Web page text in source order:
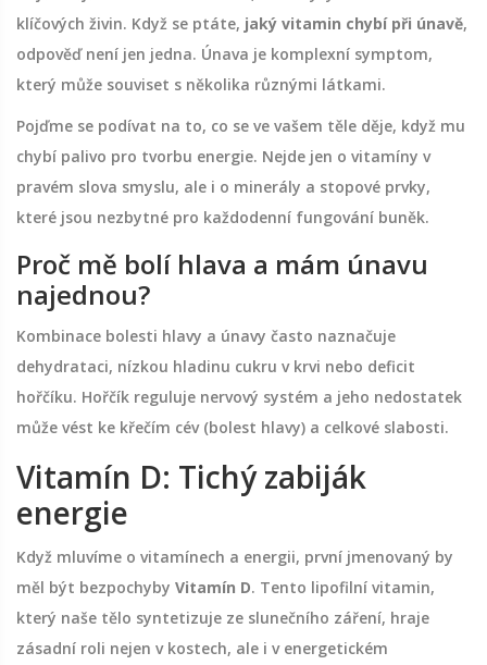
klíčových živin. Když se ptáte, jaký vitamin chybí při únavě,
odpověď není jen jedna. Únava je komplexní symptom,
který může souviset s několika různými látkami.
Pojďme se podívat na to, co se ve vašem těle děje, když mu
chybí palivo pro tvorbu energie. Nejde jen o vitamíny v
pravém slova smyslu, ale i o minerály a stopové prvky,
které jsou nezbytné pro každodenní fungování buněk.
Proč mě bolí hlava a mám únavu
najednou?
Kombinace bolesti hlavy a únavy často naznačuje
dehydrataci, nízkou hladinu cukru v krvi nebo deficit
hořčíku. Hořčík reguluje nervový systém a jeho nedostatek
může vést ke křečím cév (bolest hlavy) a celkové slabosti.
Vitamín D: Tichý zabiják
energie
Když mluvíme o vitamínech a energii, první jmenovaný by
měl být bezpochyby Vitamín D. Tento lipofilní vitamin,
který naše tělo syntetizuje ze slunečního záření, hraje
zásadní roli nejen v kostech, ale i v energetickém